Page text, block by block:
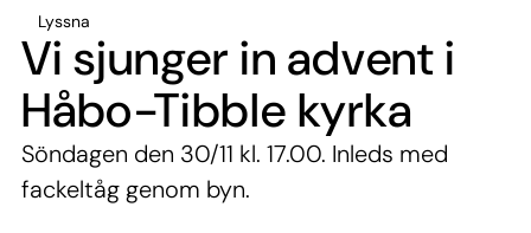
Lyssna
Vi sjunger in advent i
Håbo-Tibble kyrka
Söndagen den 30/11 kl. 17.00. Inleds med
fackeltåg genom byn.